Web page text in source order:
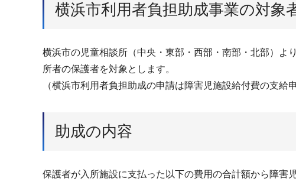
横浜市利用者負担助成事業の対象
横浜市の児童相談所（中央・東部・西部・南部・北部）よ
所者の保護者を対象とします。
（横浜市利用者負担助成の申請は障害児施設給付費の支給
助成の内容
保護者が入所施設に支払った以下の費用の合計額から障害